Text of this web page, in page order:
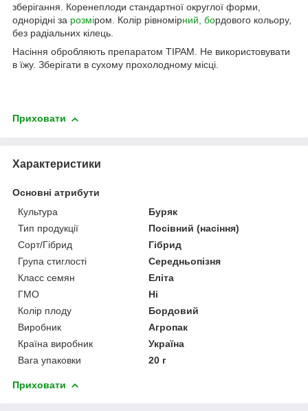
зберігання. Коренеплоди стандартної округлої форми,
однорідні за розміром. Колір рівномірний, бордового кольору,
без радіальних кілець.
Насіння обробляють препаратом ТІРАМ. Не використовувати
в їжу. Зберігати в сухому прохолодному місці.
Приховати
Характеристики
Основні атрибути
Культура
Буряк
Тип продукції
Посівний (насіння)
Сорт/Гібрид
Гібрид
Група стиглості
Середньопізня
Класс семян
Еліта
ГМО
Ні
Колір плоду
Бордовий
Виробник
Агропак
Країна виробник
Україна
Вага упаковки
20 г
Приховати